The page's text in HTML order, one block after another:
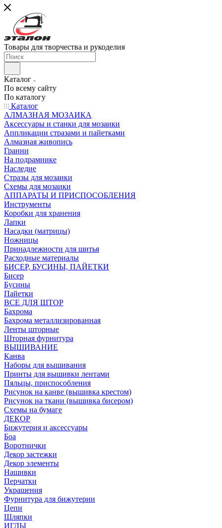
Товары для творчества и рукоделия
Каталог
По всему сайту
По каталогу
Каталог
АЛМАЗНАЯ МОЗАИКА
Аксессуары и станки для мозаики
Аппликации стразами и пайетками
Алмазная живопись
Гранни
На подрамнике
Наследие
Стразы для мозаики
Схемы для мозаики
АППАРАТЫ И ПРИСПОСОБЛЕНИЯ
Инструменты
Коробки для хранения
Лапки
Насадки (матрицы)
Ножницы
Принадлежности для шитья
Расходные материалы
БИСЕР, БУСИНЫ, ПАЙЕТКИ
Бисер
Бусины
Пайетки
ВСЕ ДЛЯ ШТОР
Бахрома
Бахрома металлизированная
Ленты шторные
Шторная фурнитура
ВЫШИВАНИЕ
Канва
Наборы для вышивания
Принты для вышивки лентами
Пяльцы, приспособления
Рисунок на канве (вышивка крестом)
Рисунок на ткани (вышивка бисером)
Схемы на бумаге
ДЕКОР
Бижутерия и аксессуары
Боа
Воротнички
Декор застежки
Декор элементы
Нашивки
Перчатки
Украшения
Фурнитура для бижутерии
Цепи
Шляпки
ИГЛЫ